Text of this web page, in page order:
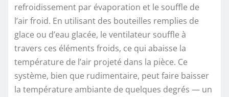
refroidissement par évaporation et le souffle de
l’air froid. En utilisant des bouteilles remplies de
glace ou d’eau glacée, le ventilateur souffle à
travers ces éléments froids, ce qui abaisse la
température de l’air projeté dans la pièce. Ce
système, bien que rudimentaire, peut faire baisser
la température ambiante de quelques degrés — un